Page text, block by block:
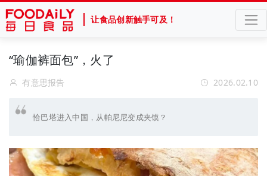
让食品创新触手可及！
“瑜伽裤面包”，火了
有意思报告 2026.02.10
恰巴塔进入中国，从帕尼尼变成夹馍？